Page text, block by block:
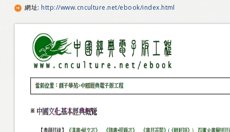
網址: http://www.cnculture.net/ebook/index.html